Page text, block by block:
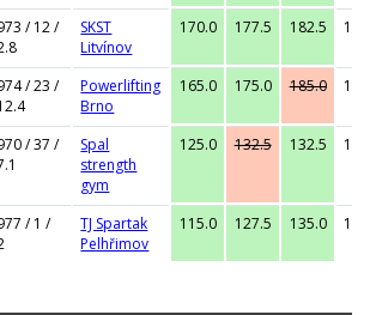
/ 12 /
SKST
Litvínov
170.0 177.5 182.5
/ 23 /
Powerlifting
Brno
165.0 175.0 185.0
/ 37 /
Spal
strength
gym
125.0 132.5 132.5
/ 1 /
TJ Spartak
Pelhřimov
115.0 127.5 135.0